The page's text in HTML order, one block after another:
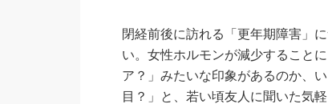
閉経前後に訪れる「更年期障害」
い。女性ホルモンが減少すること
ア？」みたいな印象があるのか、
目？」と、若い頃友人に聞いた気